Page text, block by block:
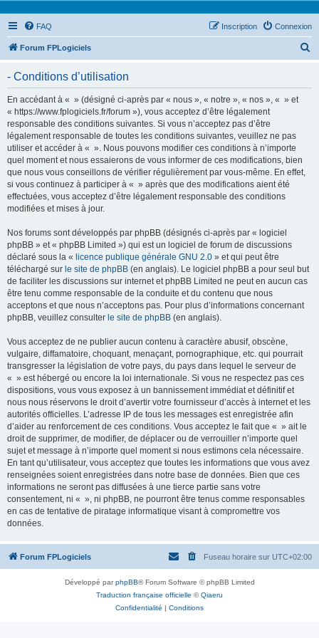
FAQ Connexion
Inscription
Forum FPLogiciels
- Conditions d’utilisation
En accédant à « » (désigné ci-après par « nous », « notre », « nos », « » et
« https://www.fplogiciels.fr/forum »), vous acceptez d’être légalement
responsable des conditions suivantes. Si vous n’acceptez pas d’être
légalement responsable de toutes les conditions suivantes, veuillez ne pas
utiliser et accéder à « ». Nous pouvons modifier ces conditions à n’importe
quel moment et nous essaierons de vous informer de ces modifications, bien
que nous vous conseillons de vérifier régulièrement par vous-même. En effet,
si vous continuez à participer à « » après que des modifications aient été
effectuées, vous acceptez d’être légalement responsable des conditions
modifiées et mises à jour.
Nos forums sont développés par phpBB (désignés ci-après par « logiciel
phpBB » et « phpBB Limited ») qui est un logiciel de forum de discussions
déclaré sous la « licence publique générale GNU 2.0 » et qui peut être
téléchargé sur le site de phpBB (en anglais). Le logiciel phpBB a pour seul but
de faciliter les discussions sur internet et phpBB Limited ne peut en aucun cas
être tenu comme responsable de la conduite et du contenu que nous
acceptons et que nous n’acceptons pas. Pour plus d’informations concernant
phpBB, veuillez consulter le site de phpBB (en anglais).
Vous acceptez de ne publier aucun contenu à caractère abusif, obscène,
vulgaire, diffamatoire, choquant, menaçant, pornographique, etc. qui pourrait
transgresser la législation de votre pays, du pays dans lequel le serveur de
« » est hébergé ou encore la loi internationale. Si vous ne respectez pas ces
dispositions, vous vous exposez à un bannissement immédiat et définitif et
nous nous réservons le droit d’avertir votre fournisseur d’accès à internet et les
autorités officielles. L’adresse IP de tous les messages est enregistrée afin
d’aider au renforcement de ces conditions. Vous acceptez le fait que « » ait le
droit de supprimer, de modifier, de déplacer ou de verrouiller n’importe quel
sujet et message à n’importe quel moment si nous estimons cela nécessaire.
En tant qu’utilisateur, vous acceptez que toutes les informations que vous avez
renseignées soient enregistrées dans notre base de données. Bien que ces
informations ne seront pas diffusées à une tierce partie sans votre
consentement, ni « », ni phpBB, ne pourront être tenus comme responsables
en cas de tentative de piratage informatique visant à compromettre vos
données.
Forum FPLogiciels Fuseau horaire sur UTC+02:00
Développé parphpBB® Forum Software © phpBB Limited
Traduction française officielle ©Qiaeru
Confidentialité | Conditions